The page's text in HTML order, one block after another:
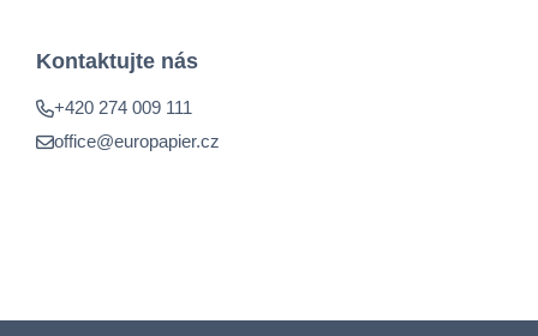
Kontaktujte nás
+420 274 009 111
office@europapier.cz